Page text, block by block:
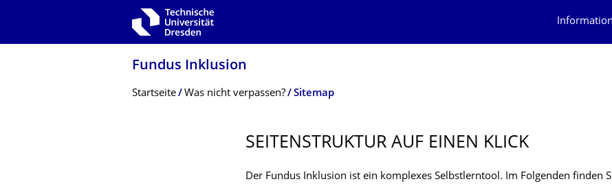
Zur Hauptnavigation springen
Fundus Inklusion
Breadcrumb-Menü
Startseite Was nicht verpassen? Sitemap
SEITENSTRUKTUR AUF EINEN KLICK
Der Fundus Inklusion ist ein komplexes Selbstlerntool. Im Folgenden finden